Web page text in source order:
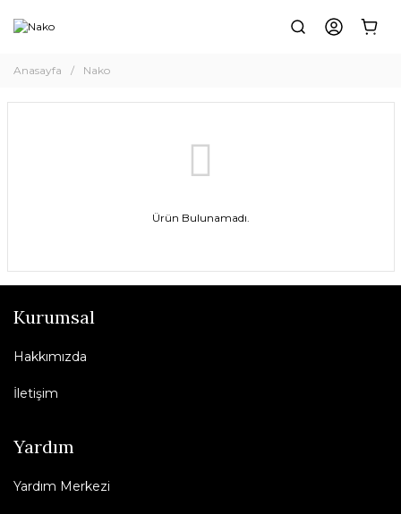
Anasayfa Nako
Ürün Bulunamadı.
Kurumsal
Hakkımızda
İletişim
Yardım
Yardım Merkezi